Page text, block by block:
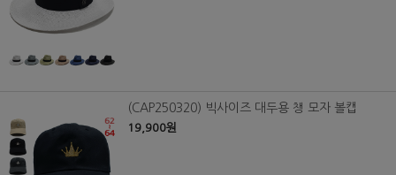
(CAP250320) 빅사이즈 대두용 챙 모자 볼캡
19,900원